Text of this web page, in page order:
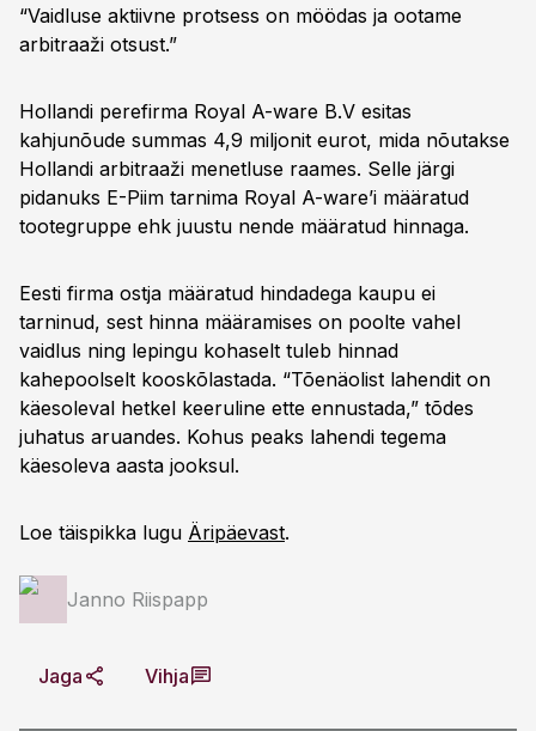
“Vaidluse aktiivne protsess on möödas ja ootame
arbitraaži otsust.”
Hollandi perefirma Royal A-ware B.V esitas
kahjunõude summas 4,9 miljonit eurot, mida nõutakse
Hollandi arbitraaži menetluse raames. Selle järgi
pidanuks E-Piim tarnima Royal A-ware’i määratud
tootegruppe ehk juustu nende määratud hinnaga.
Eesti firma ostja määratud hindadega kaupu ei
tarninud, sest hinna määramises on poolte vahel
vaidlus ning lepingu kohaselt tuleb hinnad
kahepoolselt kooskõlastada. “Tõenäolist lahendit on
käesoleval hetkel keeruline ette ennustada,” tõdes
juhatus aruandes. Kohus peaks lahendi tegema
käesoleva aasta jooksul.
Loe täispikka lugu Äripäevast.
Janno Riispapp
Jaga Vihja